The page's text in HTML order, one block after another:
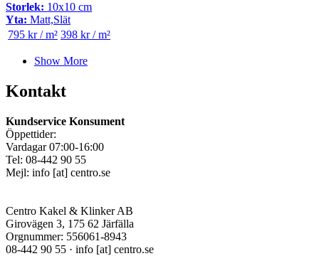
Storlek: 10x10 cm
Yta: Matt,Slät
795 kr / m² 398 kr / m²
Show More
Kontakt
Kundservice Konsument
Öppettider:
Vardagar 07:00-16:00
Tel: 08-442 90 55
Mejl: info [at] centro.se
Centro Kakel & Klinker AB
Girovägen 3, 175 62 Järfälla
Orgnummer: 556061-8943
08-442 90 55 · info [at] centro.se